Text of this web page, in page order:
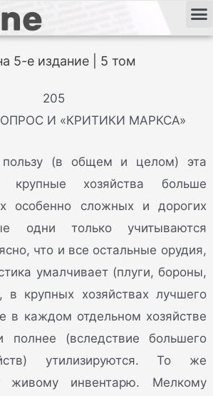
5-е издание | 5 том
205
И «КРИТИКИ МАРКСА»
(в общем и целом) эта
крупные хозяйства больше
особенно сложных и дорогих
одни только учитываются
что и все остальные орудия,
умалчивает (плуги, бороны,
в крупных хозяйствах лучшего
в каждом отдельном хозяйстве
полнее (вследствие большего
утилизируются. То же
живому инвентарю. Мелкому